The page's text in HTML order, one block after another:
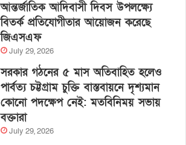
আন্তর্জাতিক আদিবাসী দিবস উপলক্ষ্যে
বিতর্ক প্রতিযোগীতার আয়োজন করেছে
জিএসএফ
July 29, 2026
সরকার গঠনের ৫ মাস অতিবাহিত হলেও
পার্বত্য চট্টগ্রাম চুক্তি বাস্তবায়নে দৃশ্যমান
কোনো পদক্ষেপ নেই: মতবিনিময় সভায়
বক্তারা
July 29, 2026